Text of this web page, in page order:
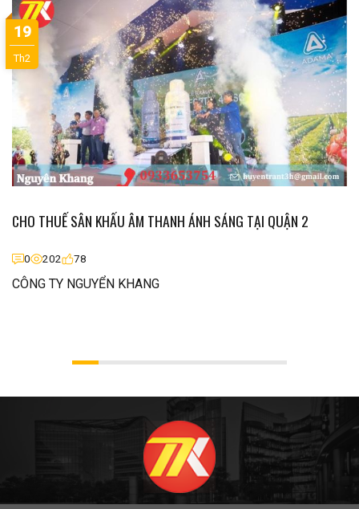
CHO THUẾ SÂN KHẤU ÂM THANH ÁNH SÁNG TẠI QUẬN 2
0 202 78
CÔNG TY NGUYỂN KHANG
19
Th2